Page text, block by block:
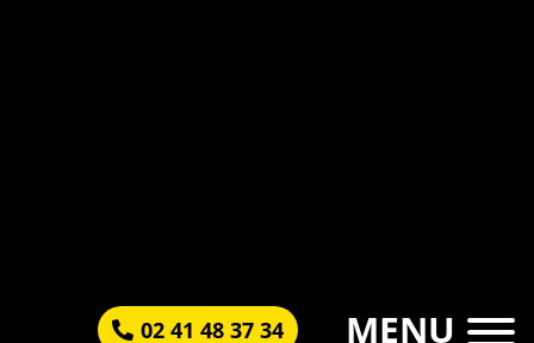
02 41 48 37 34 MENU